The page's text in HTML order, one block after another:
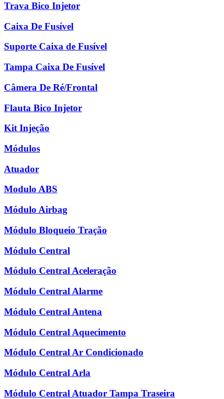
Trava Bico Injetor
Caixa De Fusível
Suporte Caixa de Fusível
Tampa Caixa De Fusível
Câmera De Ré/Frontal
Flauta Bico Injetor
Kit Injeção
Módulos
Atuador
Modulo ABS
Módulo Airbag
Módulo Bloqueio Tração
Módulo Central
Módulo Central Aceleração
Módulo Central Alarme
Módulo Central Antena
Módulo Central Aquecimento
Módulo Central Ar Condicionado
Módulo Central Arla
Módulo Central Atuador Tampa Traseira